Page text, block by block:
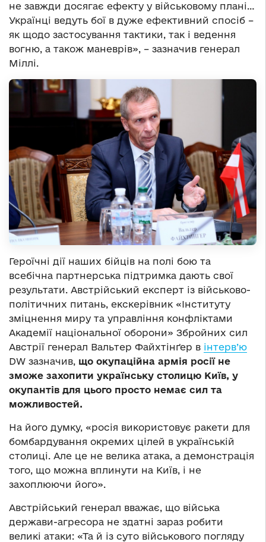
не завжди досягає ефекту у військовому плані…
Українці ведуть бої в дуже ефективний спосіб –
як щодо застосування тактики, так і ведення
вогню, а також маневрів», – зазначив генерал
Міллі.
Героїчні дії наших бійців на полі бою та
всебічна партнерська підтримка дають свої
результати. Австрійський експерт із військово-
політичних питань, екскерівник «Інституту
зміцнення миру та управління конфліктами
Академії національної оборони» Збройних сил
Австрії генерал Вальтер Файхтінґер в інтерв’ю
DW зазначив, що окупаційна армія росії не
зможе захопити українську столицю Київ, у
окупантів для цього просто немає сил та
можливостей.
На його думку, «росія використовує ракети для
бомбардування окремих цілей в українській
столиці. Але це не велика атака, а демонстрація
того, що можна вплинути на Київ, і не
захоплюючи його».
Австрійський генерал вважає, що війська
держави-агресора не здатні зараз робити
великі атаки: «Та й із суто військового погляду